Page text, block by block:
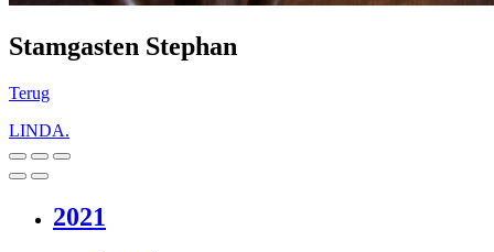
Stamgasten Stephan
Terug
LINDA.
2021